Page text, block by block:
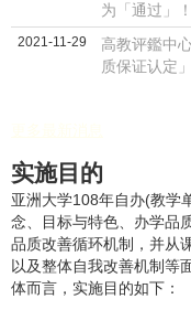
为「通过」！
2021-11-29
高教评鑑中
质保证认定
实施目的
亚洲大学108年自办(教学
念、目标与特色、办学品
品质改善循环机制，并从
以及整体自我改善机制等
体而言，实施目的如下：